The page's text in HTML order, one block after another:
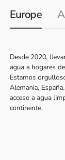
Europe
Desde 2020,
agua a hogares
Estamos
Alemania,
acceso a agua
continente.